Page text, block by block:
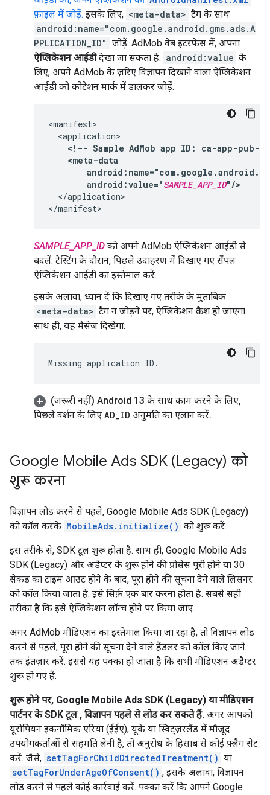
फ़ाइल में जोड़ें. इसके लिए, <meta-data> टैग के साथ
android:name="com.google.android.gms.ads.A
PPLICATION_ID" जोड़ें. AdMob वेब इंटरफ़ेस में, अपना
ऐप्लिकेशन आईडीदेखा जा सकता है. android:value के
लिए, अपने AdMob के ज़रिए विज्ञापन दिखाने वाला ऐप्लिकेशन
आईडी को कोटेशन मार्क में डालकर जोड़ें.
<!-- Sample AdMob app ID:
ca-app-pub-
android:value="SAMPLE_APP_ID"/>
</application>
SAMPLE_APP_ID को अपने AdMob ऐप्लिकेशन आईडी से
बदलें. टेस्टिंग के दौरान, पिछले उदाहरण में दिखाए गए सैंपल
ऐप्लिकेशन आईडी का इस्तेमाल करें.
इसके अलावा, ध्यान दें कि दिखाए गए तरीके के मुताबिक
<meta-data> टैग न जोड़ने पर, ऐप्लिकेशन क्रैश हो जाएगा.
साथ ही, यह मैसेज दिखेगा:
(ज़रूरी नहीं) Android 13 के साथ काम करने के लिए,
पिछले वर्शन के लिए AD_ID अनुमति का एलान करें.
Google Mobile Ads SDK (Legacy) को
शुरू करना
विज्ञापन लोड करने से पहले, Google Mobile Ads SDK (Legacy)
को कॉल करके MobileAds.initialize() को शुरू करें.
इस तरीके से, SDK टूल शुरू होता है. साथ ही, Google Mobile Ads
SDK (Legacy) और अडैप्टर के शुरू होने की प्रोसेस पूरी होने या 30
सेकंड का टाइम आउट होने के बाद, पूरा होने की सूचना देने वाले लिसनर
को कॉल किया जाता है. इसे सिर्फ़ एक बार करना होता है. सबसे सही
तरीका है कि इसे ऐप्लिकेशन लॉन्च होने पर किया जाए.
अगर AdMob मीडिएशन का इस्तेमाल किया जा रहा है, तो विज्ञापन लोड
करने से पहले, पूरा होने की सूचना देने वाले हैंडलर को कॉल किए जाने
तक इंतज़ार करें. इससे यह पक्का हो जाता है कि सभी मीडिएशन अडैप्टर
शुरू हो गए हैं.
शुरू होने पर, Google Mobile Ads SDK (Legacy) या मीडिएशन
पार्टनर के SDK टूल , विज्ञापन पहले से लोड कर सकते हैं. अगर आपको
यूरोपियन इकनॉमिक एरिया (ईईए), यूके या स्विट्ज़रलैंड में मौजूद
उपयोगकर्ताओं से सहमति लेनी है, तो अनुरोध के हिसाब से कोई फ़्लैग सेट
करें. जैसे, setTagForChildDirectedTreatment() या
setTagForUnderAgeOfConsent() , इसके अलावा, विज्ञापन
लोड करने से पहले कोई कार्रवाई करें. पक्का करें कि आपने Google